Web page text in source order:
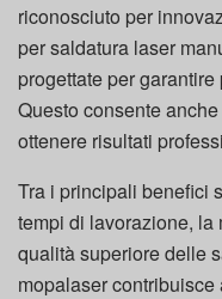
riconosciuto per
per saldatura laser
progettate per
Questo consente
ottenere risultati
Tra i principali benefici
tempi di lavorazione,
qualità superiore delle
mopalaser